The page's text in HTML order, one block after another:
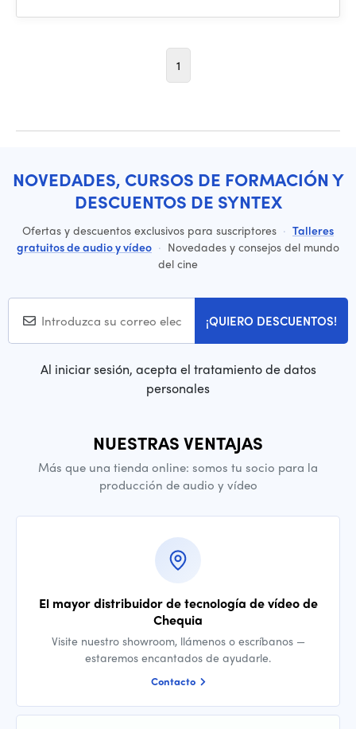
1
NOVEDADES, CURSOS DE FORMACIÓN Y
DESCUENTOS DE SYNTEX
Ofertas y descuentos exclusivos para suscriptores · Talleres
gratuitos de audio y vídeo · Novedades y consejos del mundo
del cine
¡QUIERO DESCUENTOS!
Al iniciar sesión, acepta el tratamiento de datos
personales
NUESTRAS VENTAJAS
Más que una tienda online: somos tu socio para la
producción de audio y vídeo
El mayor distribuidor de tecnología de vídeo de
Chequia
Visite nuestro showroom, llámenos o escríbanos —
estaremos encantados de ayudarle.
Contacto